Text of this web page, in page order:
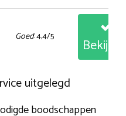
Goed: 4,4/5
uitgelegd
boodschappen